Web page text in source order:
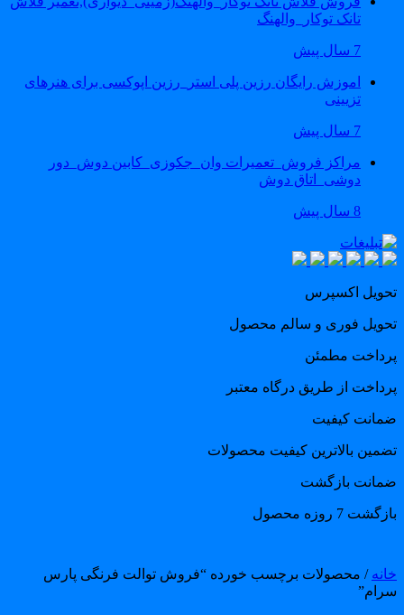
تانک توکار_والهنگ
اموزش رایگان رزین پلی استر_رزین اپوکسی برای هنرهای
تزیینی
مراکز فروش_تعمیرات وان_جکوزی_کابین دوش_دور
دوشی_اتاق دوش
اکسپرس
فوری و سالم محصول
مطمئن
از طریق درگاه معتبر
کیفیت
بالاترین کیفیت محصولات
بازگشت
7 روزه محصول
/ محصولات برچسب خورده “فروش توالت فرنگی پارس